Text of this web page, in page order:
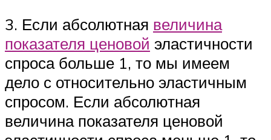
3. Если абсолютная величина
показателя ценовой эластичности
спроса больше 1, то мы имеем
дело с относительно эластичным
спросом. Если абсолютная
величина показателя ценовой